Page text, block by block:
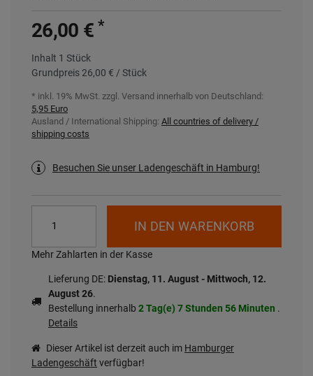
26,00 €*
Inhalt 1 Stück
Grundpreis 26,00 € / Stück
* inkl. 19% MwSt. zzgl. Versand innerhalb von Deutschland:
5,95 Euro
Ausland / International Shipping: All countries of delivery /
shipping costs
Besuchen Sie unser Ladengeschäft in Hamburg!
IN DEN WARENKORB
Mehr Zahlarten in der Kasse
Lieferung DE: Dienstag, 11. August - Mittwoch, 12.
August 26.
Bestellung innerhalb 2 Tag(e) 7 Stunden 56 Minuten .
Details
Dieser Artikel ist derzeit auch im Hamburger
Ladengeschäft verfügbar!